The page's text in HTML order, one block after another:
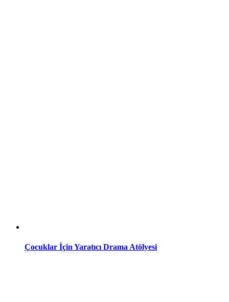
Çocuklar İçin Yaratıcı Drama Atölyesi